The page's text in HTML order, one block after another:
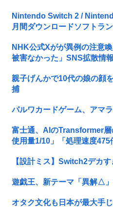
Nintendo Switch 2 /
月間ダウンロードソフトラ
NHK公式Xがが異例の注意
被害なかった」SNS拡散情
親子げんかで10代の娘の顔
捕
パルワカードゲーム、アマ
富士通、AIのTransformer層
使用量1/10」「処理速度
【設計ミス】Switch2デカ
遊戯王、新テーマ「異解△
オタク文化も日本が最大手